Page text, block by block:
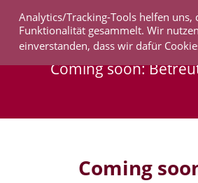
Analytics/Tracking-Tools helfen
Funktionalität gesammelt. Wir
einverstanden, dass wir dafür
Coming soon:
Coming